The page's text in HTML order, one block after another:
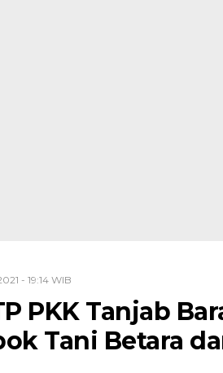
- 19:14 WIB
PKK Tanjab
Tani Betara